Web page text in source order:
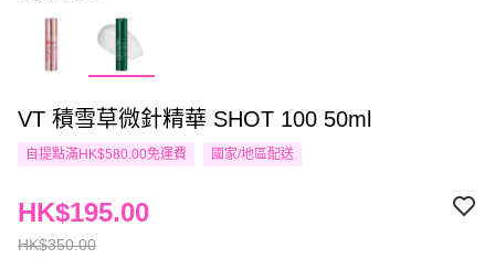
VT 積雪草微針精華 SHOT 100 50ml
自提點滿HK$580.00免運費 國家/地區配送
HK$350.00
HK$195.00